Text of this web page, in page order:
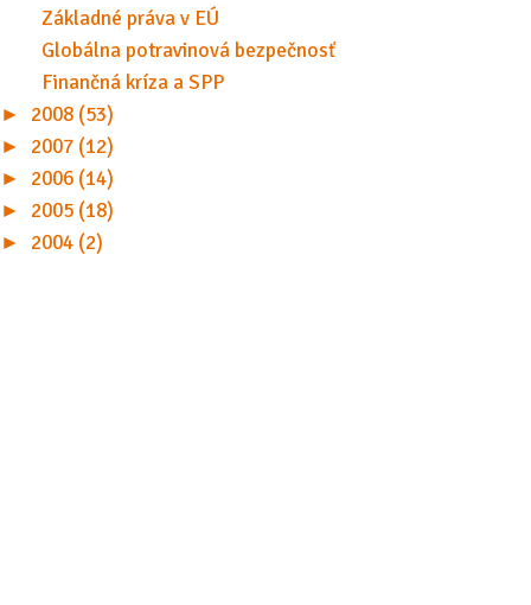
Základné práva v EÚ
Globálna potravinová bezpečnosť
Finančná kríza a SPP
►
2008 (53)
►
2007 (12)
►
2006 (14)
►
2005 (18)
►
2004 (2)